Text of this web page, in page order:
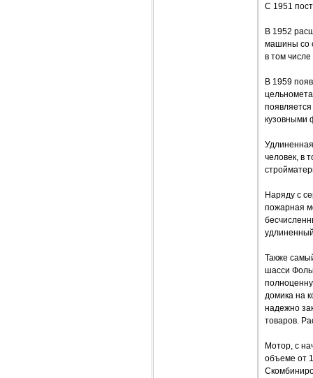
С 1951
В 1952
машины со
в том
В 1959
кузовными
человек, в
Наряду с
пожарная
Также
шасси
домика на
надежно
товаров.
Мотор, с
объеме от